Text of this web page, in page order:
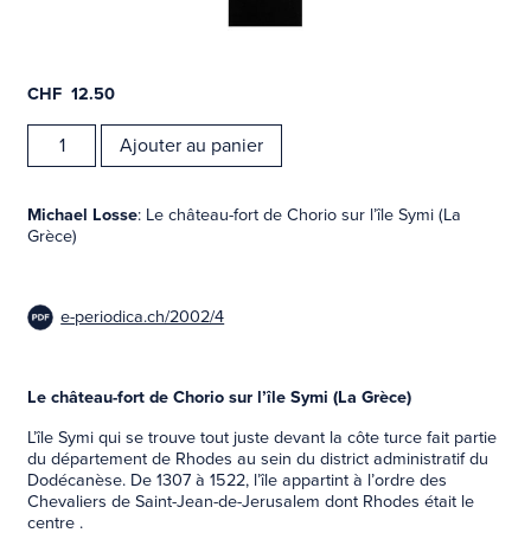
CHF 12.50
quantité
Moyen
Âge
Ajouter au panier
Michael Losse: Le château-fort de Chorio sur l’île Symi (La
Grèce)
e-periodica.ch/2002/4
Le château-fort de Chorio sur l’île Symi (La Grèce)
L’île Symi qui se trouve tout juste devant la côte turce fait partie
du département de Rhodes au sein du district administratif du
Dodécanèse. De 1307 à 1522, l’île appartint à l’ordre des
Chevaliers de Saint-Jean-de-Jerusalem dont Rhodes était le
centre .